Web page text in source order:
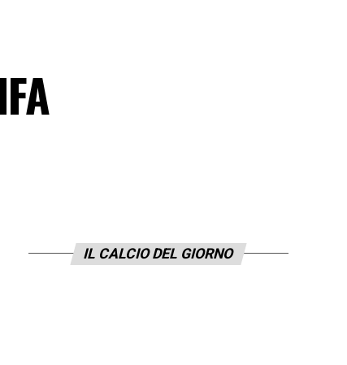
IL CALCIO DEL GIORNO